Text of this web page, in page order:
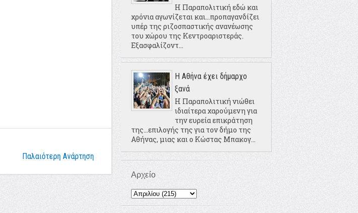
Παλαιότερη Ανάρτηση
Η Παραπολιτική εδώ και
χρόνια αγωνίζεται και...προπαγανδίζει
υπέρ της ριζοσπαστικής ανανέωσης
του χώρου της Κεντροαριστεράς.
Εξασφαλίζοντ...
Η Αθήνα έχει δήμαρχο
ξανά
Η Παραπολιτική νιώθει
ιδιαίτερα χαρούμενη για
την ευρεία επικράτηση
της...επιλογής της για τον δήμο της
Αθήνας, μιας και ο Κώστας Μπακογ...
Αρχείο